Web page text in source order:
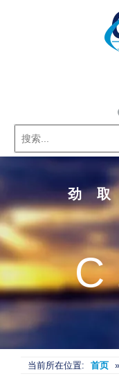
劲
当前所在位置: 首页 »